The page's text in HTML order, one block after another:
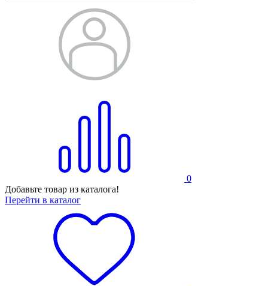
0
Добавьте товар из каталога!
Перейти в каталог